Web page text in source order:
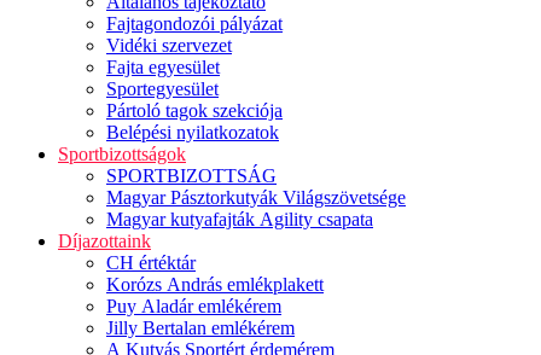
Fajtagondozói pályázat
Vidéki szervezet
Fajta egyesület
Sportegyesület
Pártoló tagok szekciója
Belépési nyilatkozatok
Sportbizottságok
SPORTBIZOTTSÁG
Magyar Pásztorkutyák Világszövetsége
Magyar kutyafajták Agility csapata
Díjazottaink
CH értéktár
Korózs András emlékplakett
Puy Aladár emlékérem
Jilly Bertalan emlékérem
A Kutyás Sportért érdemérem